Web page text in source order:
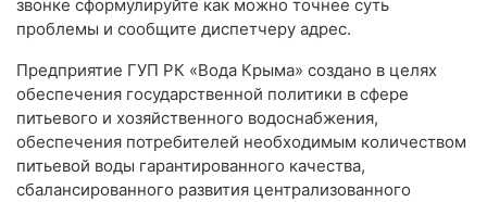
звонке сформулируйте как можно точнее суть
проблемы и сообщите диспетчеру адрес.
Предприятие ГУП РК «Вода Крыма» создано в целях
обеспечения государственной политики в сфере
питьевого и хозяйственного водоснабжения,
обеспечения потребителей необходимым количеством
питьевой воды гарантированного качества,
сбалансированного развития централизованного